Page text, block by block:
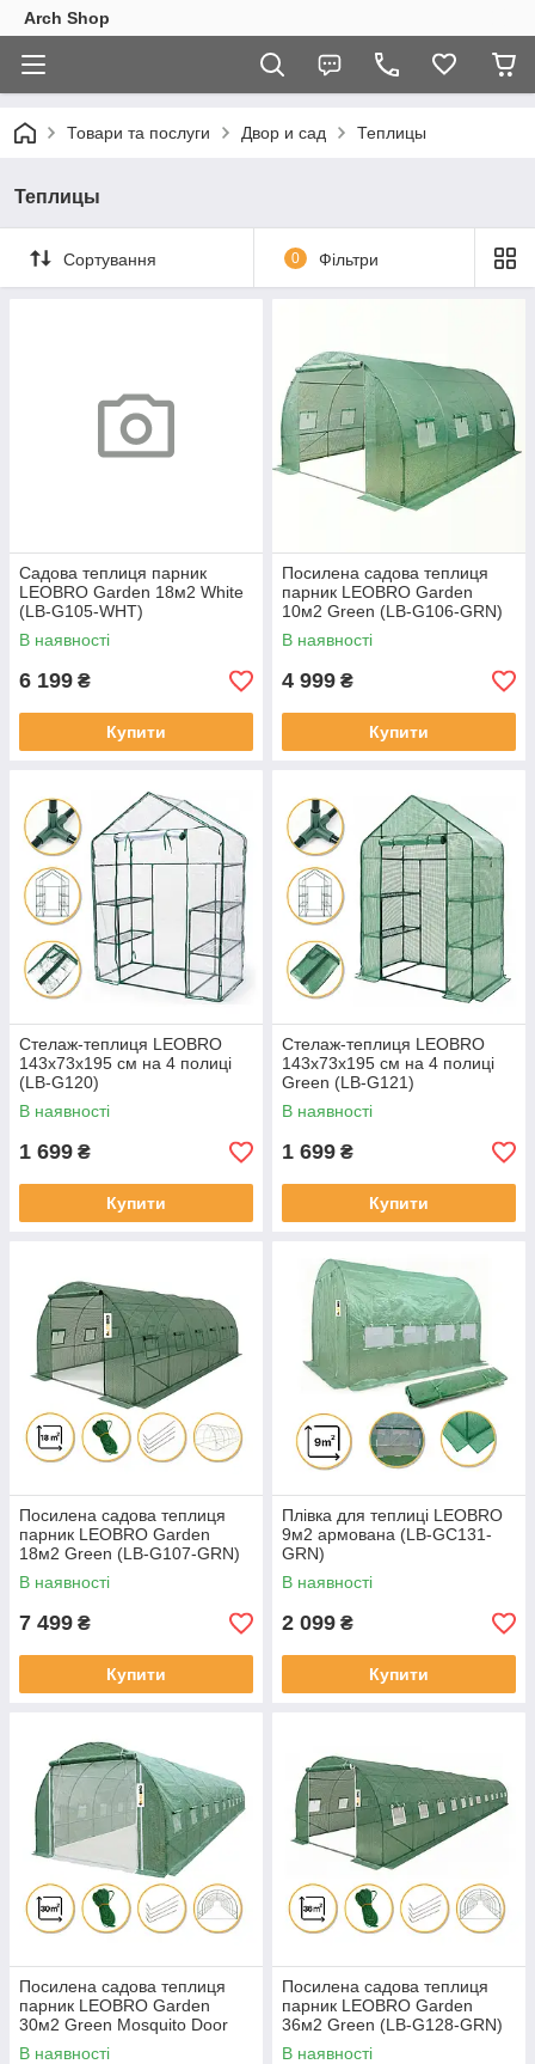
Arch Shop
Товари та послуги Двор и сад Теплицы
Теплицы
Сортування 0 Фільтри
Садова теплиця парник
LEOBRO Garden 18м2 White
(LB-G105-WHT)
В наявності
6 199 ₴
Купити
Посилена садова теплиця
парник LEOBRO Garden
10м2 Green (LB-G106-GRN)
В наявності
4 999 ₴
Купити
Стелаж-теплиця LEOBRO
143x73x195 см на 4 полиці
(LB-G120)
В наявності
1 699 ₴
Купити
Стелаж-теплиця LEOBRO
143x73x195 см на 4 полиці
Green (LB-G121)
В наявності
1 699 ₴
Купити
Посилена садова теплиця
парник LEOBRO Garden
18м2 Green (LB-G107-GRN)
В наявності
7 499 ₴
Купити
Плівка для теплиці LEOBRO
9м2 армована (LB-GC131-
GRN)
В наявності
2 099 ₴
Купити
Посилена садова теплиця
парник LEOBRO Garden
30м2 Green Mosquito Door
(LB-G127-GRN)
В наявності
Посилена садова теплиця
парник LEOBRO Garden
36м2 Green (LB-G128-GRN)
В наявності